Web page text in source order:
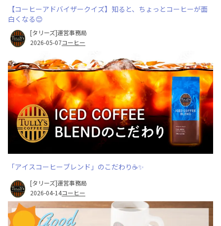
【コーヒーアドバイザークイズ】知ると、ちょっとコーヒーが面
白くなる😊
[タリーズ]運営事務局
2026-05-07コーヒー
「アイスコーヒーブレンド」のこだわり☕✨
[タリーズ]運営事務局
2026-04-14コーヒー